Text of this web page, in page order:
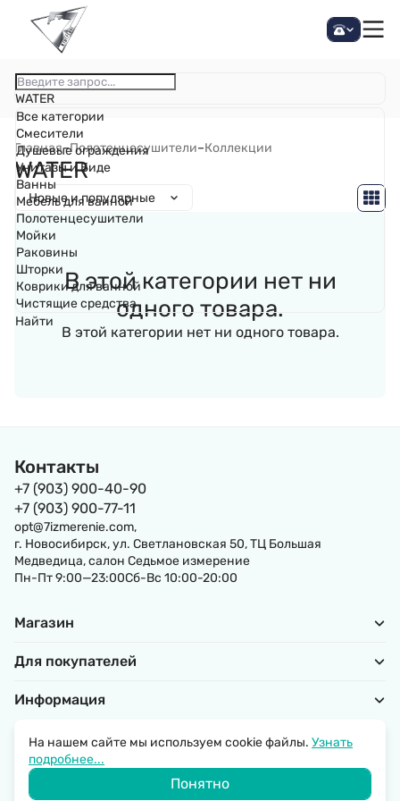
WATER
Все категории
Смесители
Душевые ограждения
Унитазы и Биде
Ванны
Мебель для ванной
Полотенцесушители
Мойки
Раковины
Шторки
Коврики для ванной
Чистящие средства
Найти
Главная–Полотенцесушители–Коллекции
WATER
Новые и популярные
В этой категории нет ни
одного товара.
В этой категории нет ни одного товара.
Контакты
+7 (903) 900-40-90
+7 (903) 900-77-11
opt@7izmerenie.com,
г. Новосибирск, ул. Светлановская 50, ТЦ Большая
Медведица, салон Седьмое измерение
Пн-Пт 9:00—23:00Сб-Вс 10:00-20:00
Магазин
Для покупателей
Информация
© 2026 SantechRussia.
Политика обработки персональных данных
На нашем сайте мы используем cookie файлы. Узнать
подробнее...
Понятно